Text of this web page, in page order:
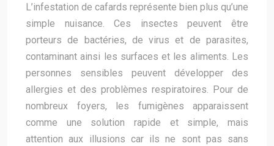
L’infestation de cafards représente bien plus qu’une
simple nuisance. Ces insectes peuvent être
porteurs de bactéries, de virus et de parasites,
contaminant ainsi les surfaces et les aliments. Les
personnes sensibles peuvent développer des
allergies et des problèmes respiratoires. Pour de
nombreux foyers, les fumigènes apparaissent
comme une solution rapide et simple, mais
attention aux illusions car ils ne sont pas sans